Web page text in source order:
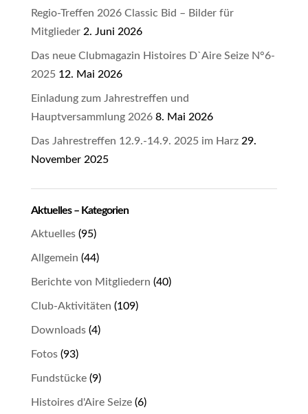
Regio-Treffen 2026 Classic Bid – Bilder für
Mitglieder 2. Juni 2026
Das neue Clubmagazin Histoires D`Aire Seize N°6-
2025 12. Mai 2026
Einladung zum Jahrestreffen und
Hauptversammlung 2026 8. Mai 2026
Das Jahrestreffen 12.9.-14.9. 2025 im Harz 29.
November 2025
Aktuelles – Kategorien
Aktuelles(95)
Allgemein (44)
Berichte von Mitgliedern (40)
Club-Aktivitäten (109)
Downloads(4)
Fotos(93)
Fundstücke(9)
Histoires d'Aire Seize(6)